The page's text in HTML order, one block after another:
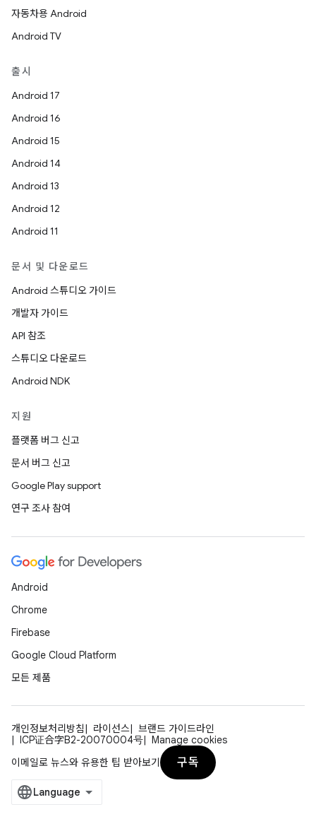
자동차용 Android
Android TV
출시
Android 17
Android 16
Android 15
Android 14
Android 13
Android 12
Android 11
문서 및 다운로드
Android 스튜디오 가이드
개발자 가이드
API 참조
스튜디오 다운로드
Android NDK
지원
플랫폼 버그 신고
문서 버그 신고
Google Play support
연구 조사 참여
Android
Chrome
Firebase
Google Cloud Platform
모든 제품
개인정보처리방침 라이선스
브랜드 가이드라인
ICP证合字B2-20070004号
Manage cookies
이메일로 뉴스와 유용한 팁 받아보기
구독